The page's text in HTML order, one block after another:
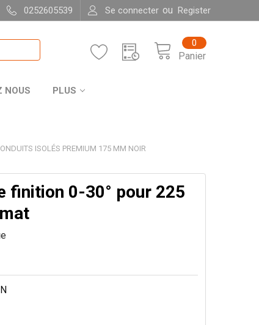
0252605539 Se connecter ou Register
Panier
0
NOUS PLUS
ISOLÉS PREMIUM 175 MM NOIR
finition 0-30° pour 225